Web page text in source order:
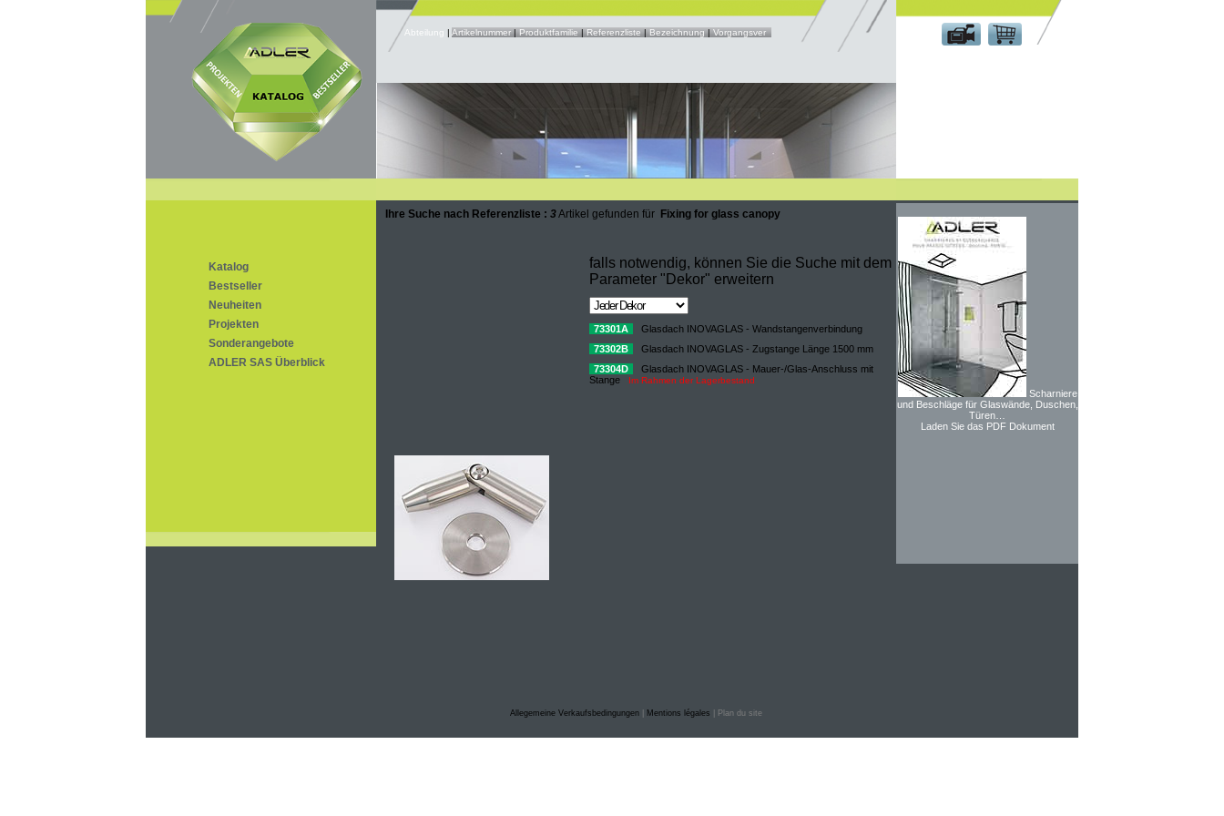
Abteilung | Artikelnummer|Produktfamilie|Referenzliste|Bezeichnung|Vorgangsver
Katalog
Bestseller
Neuheiten
Projekten
Sonderangebote
ADLER SAS Überblick
Ihre Suche nach Referenzliste : 3Artikel gefunden für Fixing for glass canopy
falls notwendig, können Sie die Suche mit dem
Parameter "Dekor" erweitern
73301A
Glasdach INOVAGLAS - Wandstangenverbindung
73302B
Glasdach INOVAGLAS - Zugstange Länge 1500 mm
73304D
Glasdach INOVAGLAS - Mauer-/Glas-Anschluss mit
Stange
Im Rahmen der Lagerbestand
Allegemeine Verkaufsbedingungen Mentions légales | Plan du site
Scharniere
und Beschläge für Glaswände, Duschen,
Türen…
Laden Sie das PDF Dokument